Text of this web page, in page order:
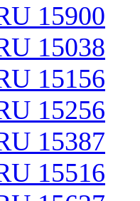
15900
15038
15156
15256
15387
15516